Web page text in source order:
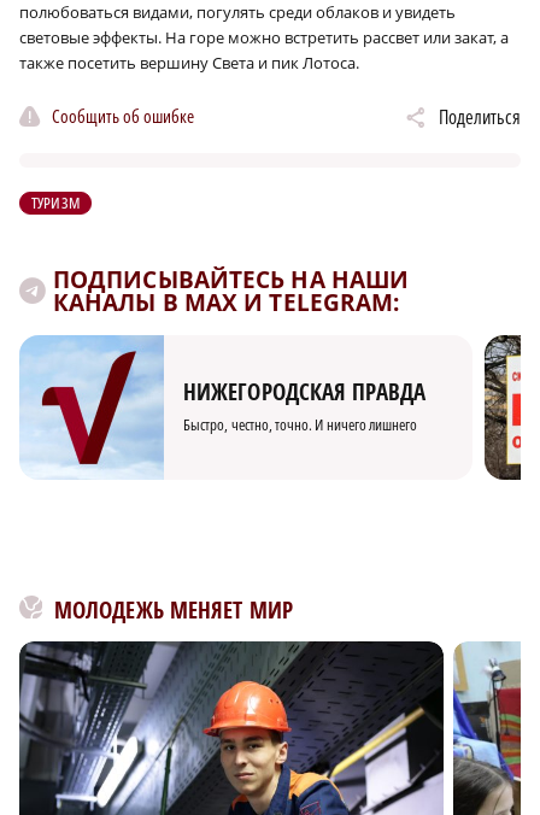
полюбоваться видами, погулять среди облаков и увидеть
световые эффекты. На горе можно встретить рассвет или закат, а
также посетить вершину Света и пик Лотоса.
Сообщить об ошибке Поделиться
ТУРИЗМ
ПОДПИСЫВАЙТЕСЬ НА НАШИ
КАНАЛЫ В MAX И TELEGRAM:
НИЖЕГОРОДСКАЯ ПРАВДА
Быстро, честно, точно. И ничего лишнего
МОЛОДЕЖЬ МЕНЯЕТ МИР